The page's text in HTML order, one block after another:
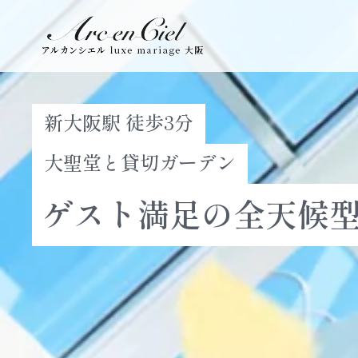
新大阪駅 徒歩3分
大聖堂と貸切ガーデン
ゲスト満足の全天候